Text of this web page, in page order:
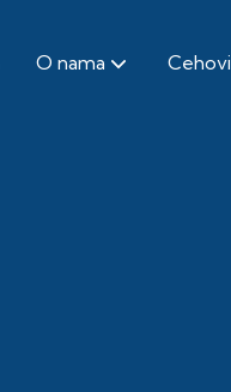
O nama Cehovi